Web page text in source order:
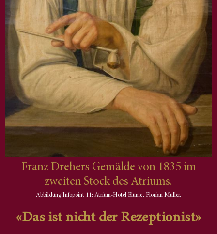
Franz Drehers Gemälde von 1835 im
zweiten Stock des Atriums.
Abbildung Infopoint 11: Atrium-Hotel Blume, Florian Müller.
«Das ist nicht der Rezeptionist»